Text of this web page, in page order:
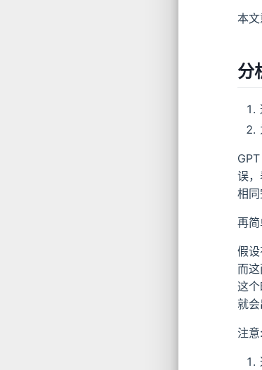
本
分
误
相
再
假
而
这
就
注意: